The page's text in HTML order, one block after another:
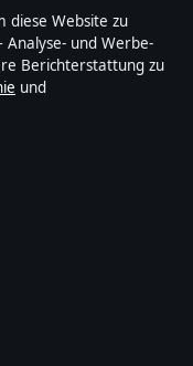
Politik, Wirtschaft,
Jeder Artikel
geprüft
diese Website zu
und Werbe-
Berichterstattung zu
und